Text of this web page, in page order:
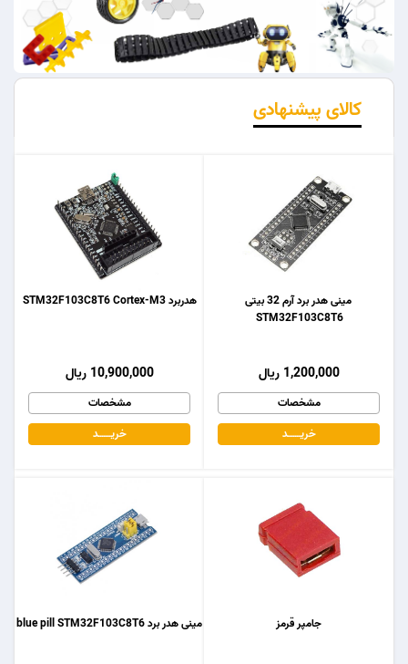
کالای پیشنهادی
هدربرد STM32F103C8T6 Cortex-M3
10,900,000 ریال
مشخصات
خریـــــــد
مینی هدر برد آرم 32 بیتی
STM32F103C8T6
1,200,000 ریال
مشخصات
خریـــــــد
مینی هدر برد blue pill STM32F103C8T6 جامپر قرمز